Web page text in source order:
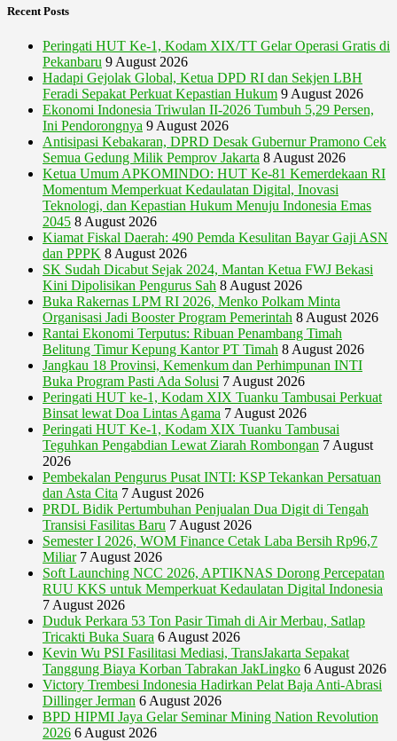
Recent Posts
Peringati HUT Ke-1, Kodam XIX/TT Gelar Operasi Gratis di
Pekanbaru 9 August 2026
Hadapi Gejolak Global, Ketua DPD RI dan Sekjen LBH
Feradi Sepakat Perkuat Kepastian Hukum 9 August 2026
Ekonomi Indonesia Triwulan II-2026 Tumbuh 5,29 Persen,
Ini Pendorongnya 9 August 2026
Antisipasi Kebakaran, DPRD Desak Gubernur Pramono Cek
Semua Gedung Milik Pemprov Jakarta 8 August 2026
Ketua Umum APKOMINDO: HUT Ke-81 Kemerdekaan RI
Momentum Memperkuat Kedaulatan Digital, Inovasi
Teknologi, dan Kepastian Hukum Menuju Indonesia Emas
2045 8 August 2026
Kiamat Fiskal Daerah: 490 Pemda Kesulitan Bayar Gaji ASN
dan PPPK 8 August 2026
SK Sudah Dicabut Sejak 2024, Mantan Ketua FWJ Bekasi
Kini Dipolisikan Pengurus Sah 8 August 2026
Buka Rakernas LPM RI 2026, Menko Polkam Minta
Organisasi Jadi Booster Program Pemerintah 8 August 2026
Rantai Ekonomi Terputus: Ribuan Penambang Timah
Belitung Timur Kepung Kantor PT Timah 8 August 2026
Jangkau 18 Provinsi, Kemenkum dan Perhimpunan INTI
Buka Program Pasti Ada Solusi 7 August 2026
Peringati HUT ke-1, Kodam XIX Tuanku Tambusai Perkuat
Binsat lewat Doa Lintas Agama 7 August 2026
Peringati HUT Ke-1, Kodam XIX Tuanku Tambusai
Teguhkan Pengabdian Lewat Ziarah Rombongan 7 August
2026
Pembekalan Pengurus Pusat INTI: KSP Tekankan Persatuan
dan Asta Cita 7 August 2026
PRDL Bidik Pertumbuhan Penjualan Dua Digit di Tengah
Transisi Fasilitas Baru 7 August 2026
Semester I 2026, WOM Finance Cetak Laba Bersih Rp96,7
Miliar 7 August 2026
Soft Launching NCC 2026, APTIKNAS Dorong Percepatan
RUU KKS untuk Memperkuat Kedaulatan Digital Indonesia
7 August 2026
Duduk Perkara 53 Ton Pasir Timah di Air Merbau, Satlap
Tricakti Buka Suara 6 August 2026
Kevin Wu PSI Fasilitasi Mediasi, TransJakarta Sepakat
Tanggung Biaya Korban Tabrakan JakLingko 6 August 2026
Victory Trembesi Indonesia Hadirkan Pelat Baja Anti-Abrasi
Dillinger Jerman 6 August 2026
BPD HIPMI Jaya Gelar Seminar Mining Nation Revolution
2026 6 August 2026